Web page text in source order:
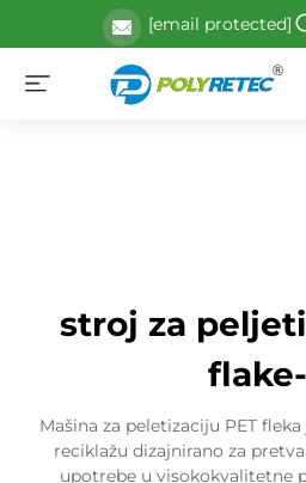
[email protected]
stroj za
Mašina za peletizaciju PET
reciklažu dizajnirano za
upotrebe u visokokvalitetne